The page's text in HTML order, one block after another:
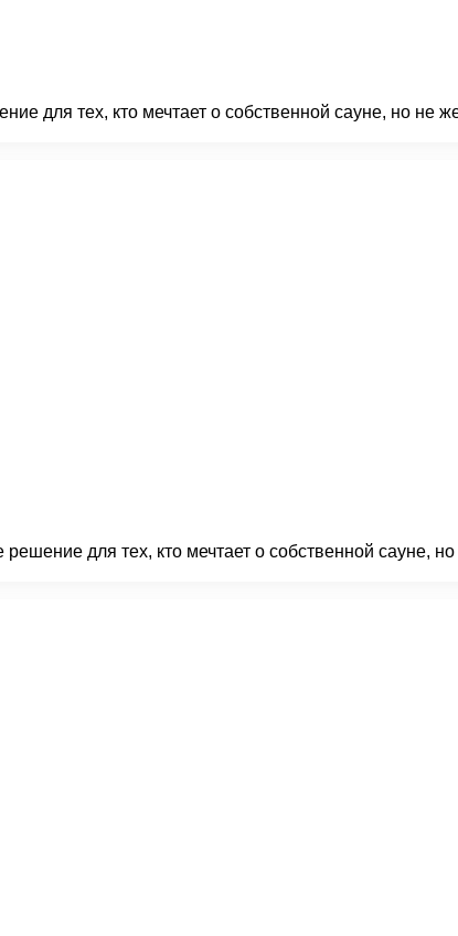
для тех, кто мечтает о собственной сауне, но не
для тех, кто мечтает о собственной сауне,